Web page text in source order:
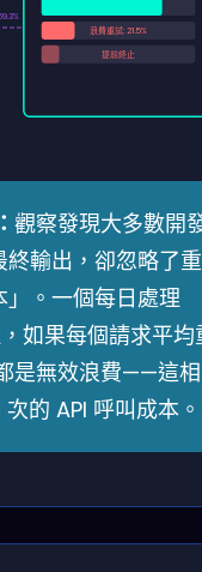
浪費重試: 21.5%
提前終止
觀察發現大多數開
輸出，卻忽略了重
。一個每日處理
如果每個請求平均
是無效浪費——這相
的 API 呼叫成本。